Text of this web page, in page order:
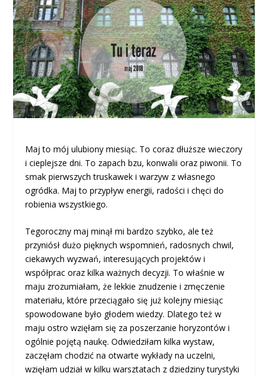
Maj to mój ulubiony miesiąc. To coraz dłuższe wieczory
i cieplejsze dni. To zapach bzu, konwalii oraz piwonii. To
smak pierwszych truskawek i warzyw z własnego
ogródka. Maj to przypływ energii, radości i chęci do
robienia wszystkiego.
Tegoroczny maj minął mi bardzo szybko, ale też
przyniósł dużo pięknych wspomnień, radosnych chwil,
ciekawych wyzwań, interesujących projektów i
współprac oraz kilka ważnych decyzji. To właśnie w
maju zrozumiałam, że lekkie znudzenie i zmęczenie
materiału, które przeciągało się już kolejny miesiąc
spowodowane było głodem wiedzy. Dlatego też w
maju ostro wzięłam się za poszerzanie horyzontów i
ogólnie pojętą naukę. Odwiedziłam kilka wystaw,
zaczęłam chodzić na otwarte wykłady na uczelni,
wzięłam udział w kilku warsztatach z dziedziny turystyki